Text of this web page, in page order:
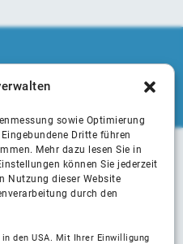
sowie Optimierung
Dritte führen
Mehr dazu lesen Sie in
können Sie jederzeit
Nutzung dieser Website
durch den
den USA. Mit Ihrer Einwilligung